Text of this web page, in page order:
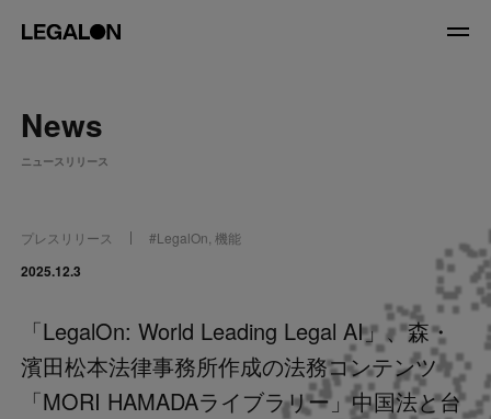
About
Service
News
Recruit
News
ニュースリリース
プレスリリース #LegalOn ,機能
2025.12.3
「LegalOn: World Leading Legal AI」、森・
濱田松本法律事務所作成の法務コンテンツ
「MORI HAMADAライブラリー」中国法と台